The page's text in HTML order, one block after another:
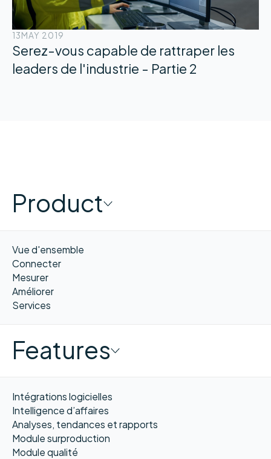
13MAY 2019
Serez-vous capable de rattraper les
leaders de l'industrie - Partie 2
Product
Vue d'ensemble
Connecter
Mesurer
Améliorer
Services
Features
Intégrations logicielles
Intelligence d’affaires
Analyses, tendances et rapports
Module surproduction
Module qualité